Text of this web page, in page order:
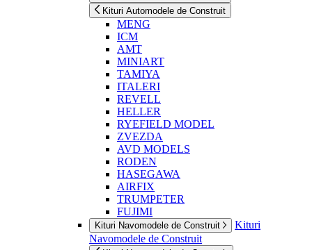
Kituri Automodele de Construit
MENG
ICM
AMT
MINIART
TAMIYA
ITALERI
REVELL
HELLER
RYEFIELD MODEL
ZVEZDA
AVD MODELS
RODEN
HASEGAWA
AIRFIX
TRUMPETER
FUJIMI
Kituri Navomodele de Construit
Kituri
Navomodele de Construit